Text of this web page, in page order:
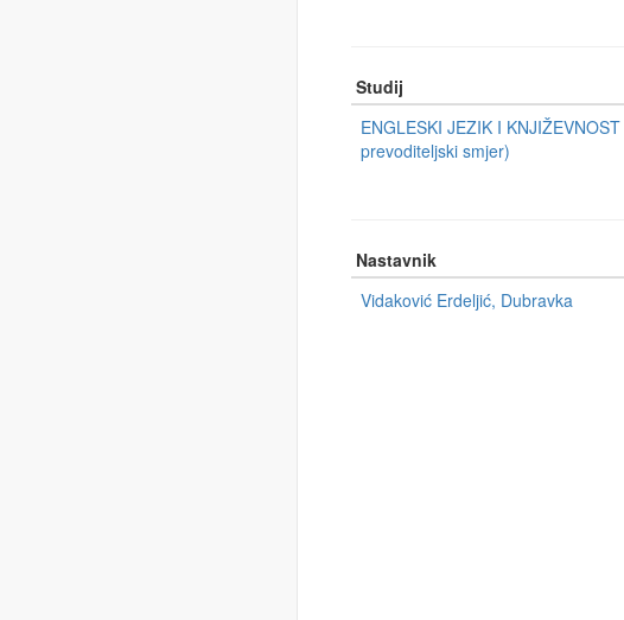
Studij
ENGLESKI JEZIK I
prevoditeljski smjer)
Nastavnik
Vidaković Erdeljić, Dubravka